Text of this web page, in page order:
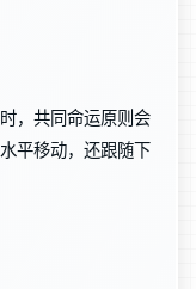
，共同命运原则会
平移动，还跟随下